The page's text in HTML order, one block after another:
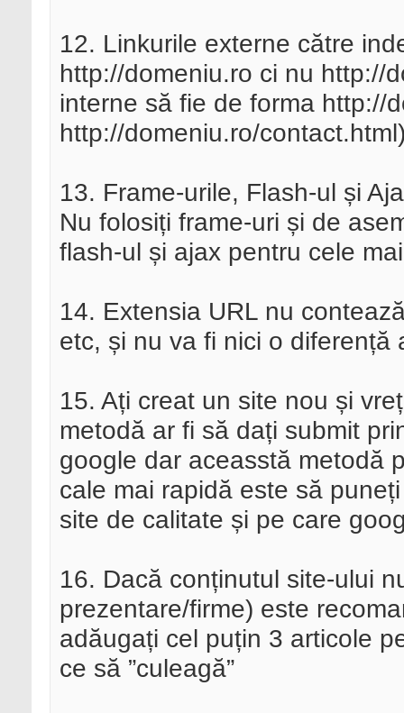
12. Linkurile externe către
http://domeniu.ro ci nu http://
interne să fie de forma http://
http://domeniu.ro/
13. Frame-urile, Flash-ul și
Nu folosiți frame-uri și de
flash-ul și ajax pentru cele
14. Extensia URL nu
etc, și nu va fi nici o
15. Ați creat un site nou și
metodă ar fi să dați submit
google dar aceasstă metodă
cale mai rapidă este să
site de calitate și pe care
16. Dacă conținutul site-ului
prezentare/firme) este
adăugați cel puțin 3 articole
ce să ”culeagă”